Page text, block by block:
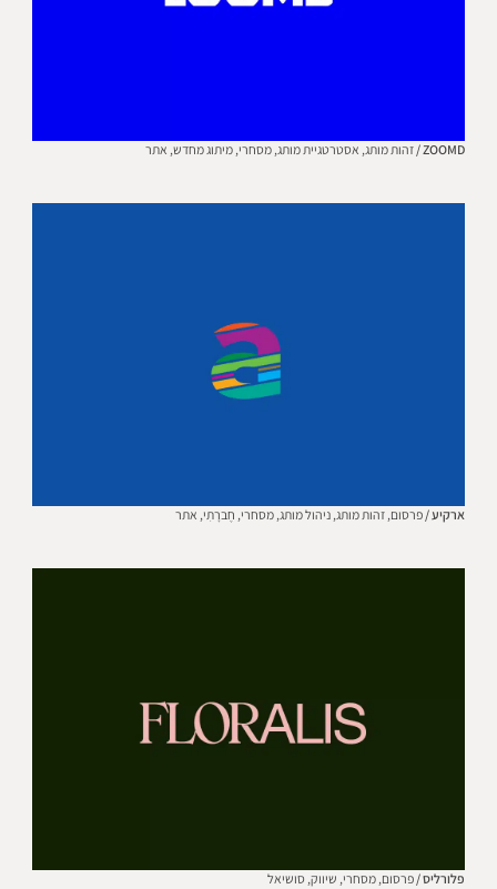
ZOOMD / זהות מותג, אסטרטגיית מותג, מסחרי, מיתוג מחדש, אתר
ארקיע / פרסום, זהות מותג, ניהול מותג, מסחרי, חֶברָתִי, אתר
פלורליס /פרסום, מסחרי, שיווק, סושיאל